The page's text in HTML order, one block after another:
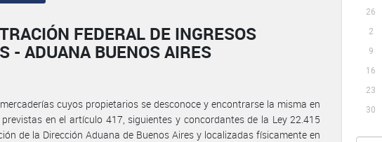
26
2
9
16
23
30
FEDERAL DE INGRESOS
- ADUANA BUENOS AIRES
cuyos propietarios se desconoce y encontrarse la misma en
en el artículo 417, siguientes y concordantes de la Ley 22.415
de la Dirección Aduana de Buenos Aires y localizadas físicamente en